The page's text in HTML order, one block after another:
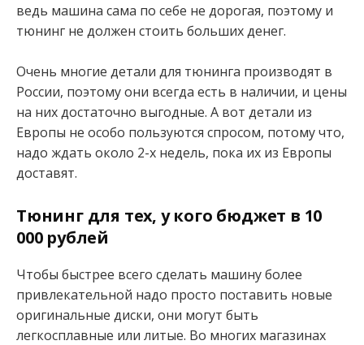
ведь машина сама по себе не дорогая, поэтому и
тюнинг не должен стоить больших денег.
Очень многие детали для тюнинга производят в
России, поэтому они всегда есть в наличии, и цены
на них достаточно выгодные. А вот детали из
Европы не особо пользуются спросом, потому что,
надо ждать около 2-х недель, пока их из Европы
доставят.
Тюнинг для тех, у кого бюджет в 10
000 рублей
Чтобы быстрее всего сделать машину более
привлекательной надо просто поставить новые
оригинальные диски, они могут быть
легкосплавные или литые. Во многих магазинах